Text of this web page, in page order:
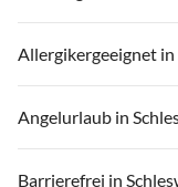
Allergikergeeignet
Angelurlaub in
Barrierefrei in